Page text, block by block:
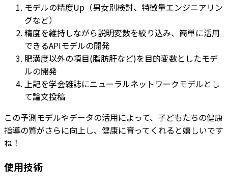
モデルの精度Up（男女別検討、特徴量エンジニアリン
グなど）
精度を維持しながら説明変数を絞り込み、簡単に活用
できるAPIモデルの開発
肥満度以外の項目(脂肪肝など)を目的変数としたモデ
ルの開発
上記を学会雑誌にニューラルネットワークモデルとし
て論文投稿
この予測モデルやデータの活用によって、子どもたちの健康
指導の質がさらに向上し、健康に育ってくれると嬉しいです
ね！
使用技術